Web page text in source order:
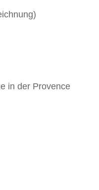
in der Provence